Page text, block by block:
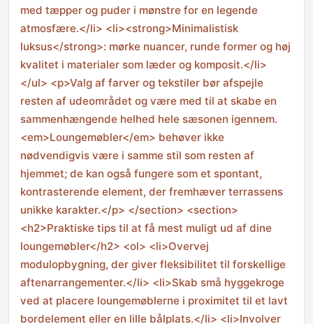
med tæpper og puder i mønstre for en legende
atmosfære.</li> <li><strong>Minimalistisk
luksus</strong>: mørke nuancer, runde former og høj
kvalitet i materialer som læder og komposit.</li>
</ul> <p>Valg af farver og tekstiler bør afspejle
resten af udeområdet og være med til at skabe en
sammenhængende helhed hele sæsonen igennem.
<em>Loungemøbler</em> behøver ikke
nødvendigvis være i samme stil som resten af
hjemmet; de kan også fungere som et spontant,
kontrasterende element, der fremhæver terrassens
unikke karakter.</p> </section> <section>
<h2>Praktiske tips til at få mest muligt ud af dine
loungemøbler</h2> <ol> <li>Overvej
modulopbygning, der giver fleksibilitet til forskellige
aftenarrangementer.</li> <li>Skab små hyggekroge
ved at placere loungemøblerne i proximitet til et lavt
bordelement eller en lille bålplats.</li> <li>Involver